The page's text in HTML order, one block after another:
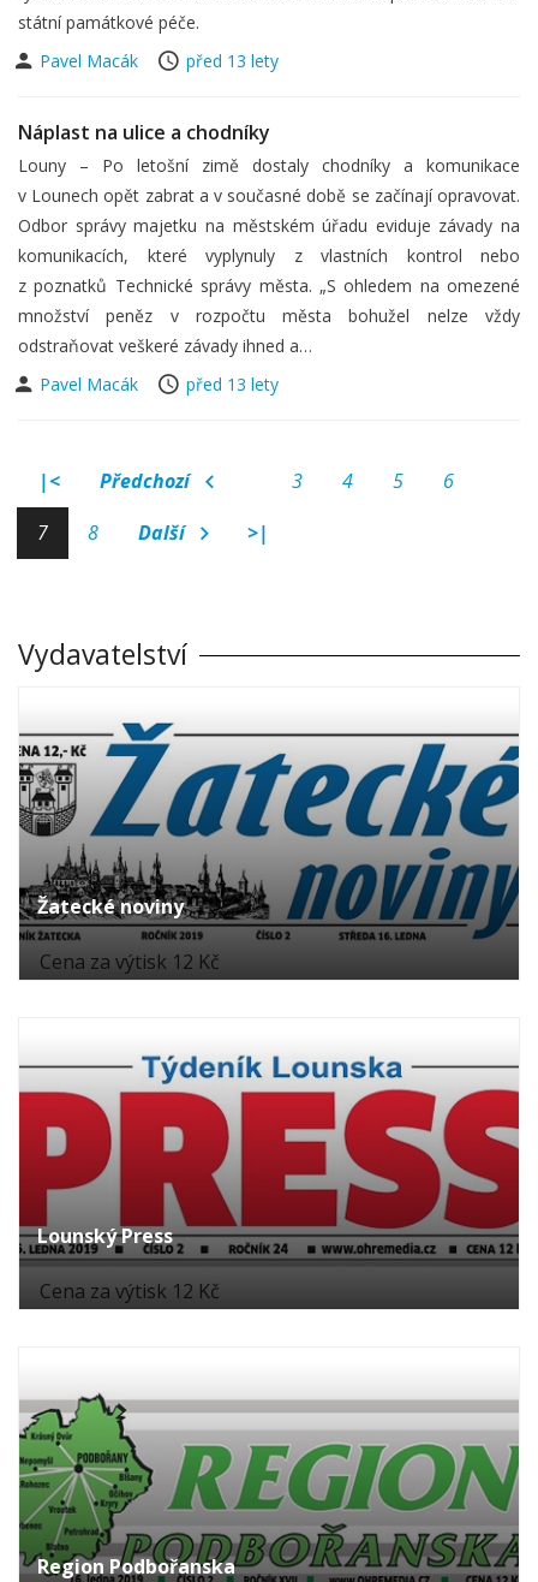
státní památkové péče.
Pavel Macák
před 13 lety
Náplast na ulice a chodníky
Louny – Po letošní zimě dostaly chodníky a komunikace
v Lounech opět zabrat a v současné době se začínají opravovat.
Odbor správy majetku na městském úřadu eviduje závady na
komunikacích, které vyplynuly z vlastních kontrol nebo
z poznatků Technické správy města. „S ohledem na omezené
množství peněz v rozpočtu města bohužel nelze vždy
odstraňovat veškeré závady ihned a…
Pavel Macák
před 13 lety
|< Předchozí 3 4 5
6
7
8 Další >|
Vydavatelství
Žatecké noviny
Cena za výtisk 12 Kč
Lounský Press
Cena za výtisk 12 Kč
Region Podbořanska